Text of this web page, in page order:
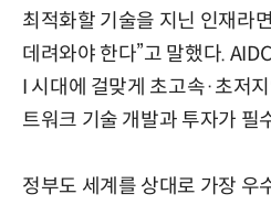
최적화할 기술을 지닌 인재라
데려와야 한다”고 말했다.
I 시대에 걸맞게 초고속·초저
트워크 기술 개발과 투자가 필
정부도 세계를 상대로 가장 우